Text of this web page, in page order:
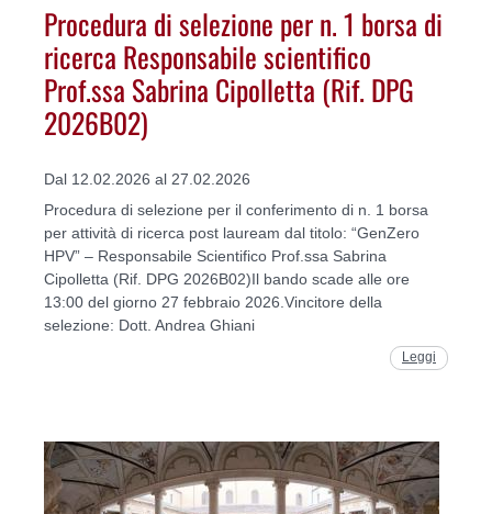
Procedura di selezione per n. 1 borsa di
ricerca Responsabile scientifico
Prof.ssa Sabrina Cipolletta (Rif. DPG
2026B02)
Dal 12.02.2026 al 27.02.2026
Procedura di selezione per il conferimento di n. 1 borsa
per attività di ricerca post lauream dal titolo: “GenZero
HPV” – Responsabile Scientifico Prof.ssa Sabrina
Cipolletta (Rif. DPG 2026B02)Il bando scade alle ore
13:00 del giorno 27 febbraio 2026.Vincitore della
selezione: Dott. Andrea Ghiani
Leggi